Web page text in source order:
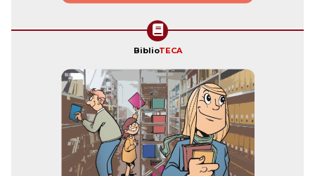
BiblioTECA